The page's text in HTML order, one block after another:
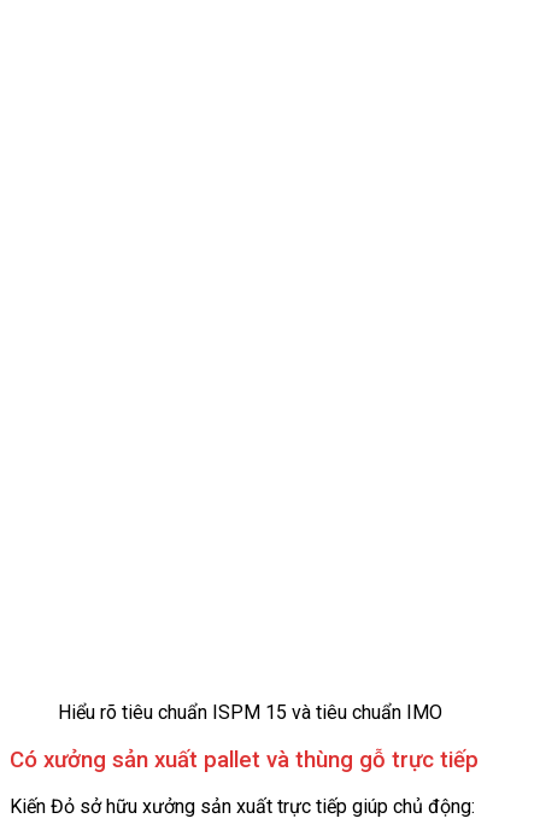
Hiểu rõ tiêu chuẩn ISPM 15 và tiêu chuẩn IMO
Có xưởng sản xuất pallet và thùng gỗ trực tiếp
Kiến Đỏ sở hữu xưởng sản xuất trực tiếp giúp chủ động: